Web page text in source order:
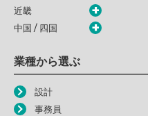
近畿
中国 / 四国
業種から選ぶ
設計
事務員